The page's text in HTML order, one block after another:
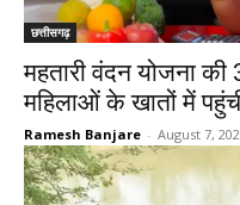
छत्तीसगढ़
महतारी वंदन योजना की
महिलाओं के खातों में
Ramesh Banjare - August 7,